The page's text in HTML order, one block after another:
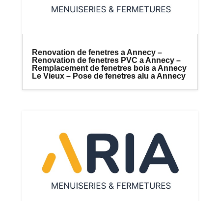
Renovation de fenetres a Annecy –
Renovation de fenetres PVC a Annecy –
Remplacement de fenetres bois a Annecy
Le Vieux – Pose de fenetres alu a Annecy